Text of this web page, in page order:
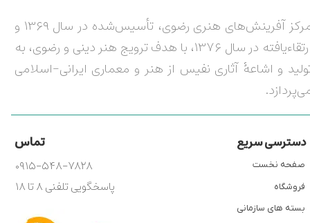
مرکز آفرینش‌های هنری رضوی، تأسیس‌شده در سال ۱۳۶۹ و
ارتقاءیافته در سال ۱۳۷۶، با هدف ترویج هنر دینی و رضوی، به
و اشاعۀ آثاری نفیس از هنر و معماری ایرانی-اسلامی
دسترسی سریع تماس
۰۹۱۵-۵۴۸-۷۸۲۸
پاسخگویی تلفنی ۸ تا ۱۸
صفحه نخست
فروشگاه
بسته های سازمانی